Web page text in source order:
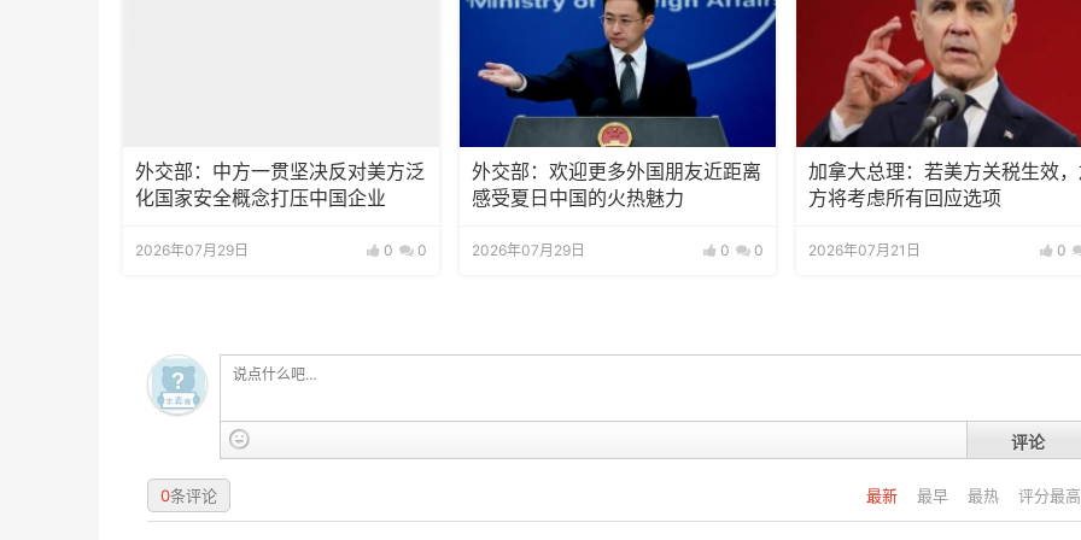
外交部：中方一贯坚决反对美方泛
化国家安全概念打压中国企业
2026年07月29日 0 0
外交部：欢迎更多外国朋友近距离
感受夏日中国的火热魅力
2026年07月29日 0 0
加拿大总理：若美方关税生效
方将考虑所有回应选项
2026年07月21日 0
评论
最新 最早 最热 评分最高
0条评论